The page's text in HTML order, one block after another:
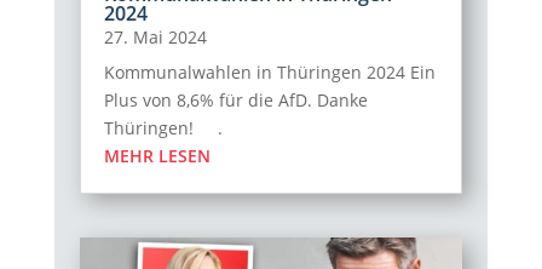
2024
27. Mai 2024
Kommunalwahlen in Thüringen 2024 Ein
Plus von 8,6% für die AfD. Danke
Thüringen! .
MEHR LESEN